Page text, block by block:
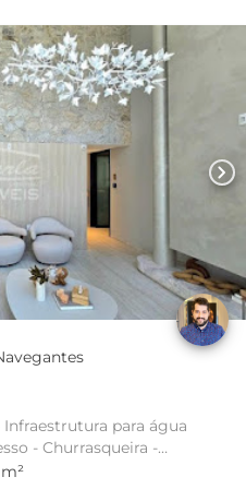
chevron_right
em Gravatá - Navegantes
- Churrasqueira -